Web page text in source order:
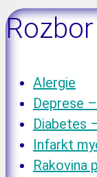
Alergie
Deprese
Diabetes
Infarkt
Rakovina